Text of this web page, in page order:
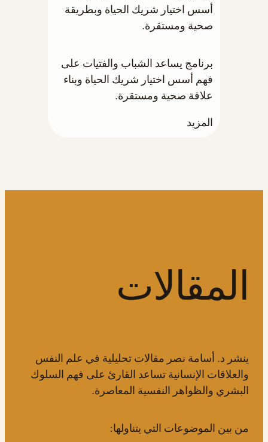
أسس اختيار شريك الحياة وبطريقة
صحية ومستقرة.
برنامج يساعد الشباب والفتيات على
فهم أسس اختيار شريك الحياة وبناء
علاقة صحية ومستقرة.
المزيد
المقالات
ينشر د. أسامة نصر مقالات تحليلية في علم النفس
والعلاقات الإنسانية تساعد القارئ على فهم السلوك
البشري والظواهر النفسية المعاصرة.
من بين الموضوعات التي يتناولها: